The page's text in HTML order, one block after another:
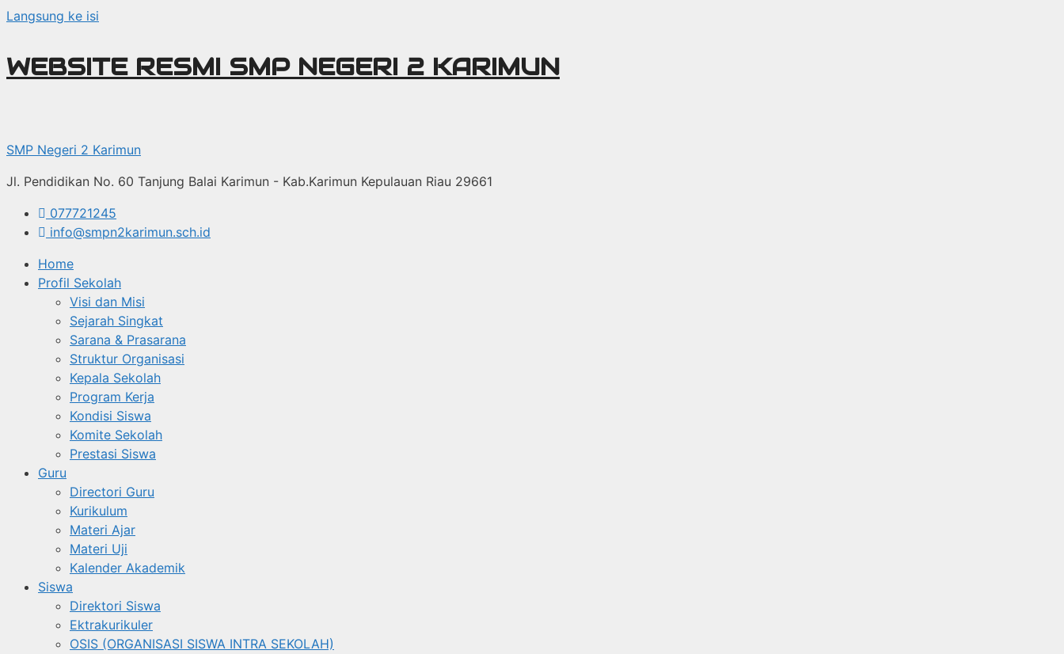
Langsung ke isi
WEBSITE RESMI SMP NEGERI 2 KARIMUN
SMP Negeri 2 Karimun
Jl. Pendidikan No. 60 Tanjung Balai Karimun - Kab.Karimun Kepulauan Riau 29661
077721245
info@smpn2karimun.sch.id
Home
Profil Sekolah
Visi dan Misi
Sejarah Singkat
Sarana & Prasarana
Struktur Organisasi
Kepala Sekolah
Program Kerja
Kondisi Siswa
Komite Sekolah
Prestasi Siswa
Guru
Directori Guru
Kurikulum
Materi Ajar
Materi Uji
Kalender Akademik
Siswa
Direktori Siswa
Ektrakurikuler
OSIS (ORGANISASI SISWA INTRA SEKOLAH)